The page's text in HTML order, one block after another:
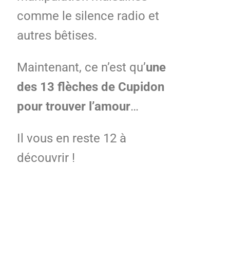
comme le silence radio et
autres bêtises.
Maintenant, ce n’est qu’une
des 13 flèches de Cupidon
pour trouver l’amour…
Il vous en reste 12 à
découvrir !